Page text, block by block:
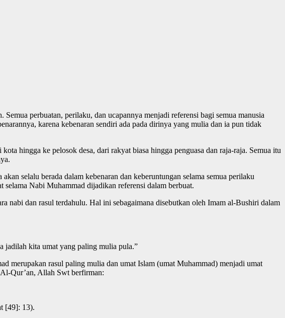
perbuatan, perilaku, dan ucapannya menjadi referensi bagi semua manusia
karena kebenaran sendiri ada pada dirinya yang mulia dan ia pun tidak
hingga ke pelosok desa, dari rakyat biasa hingga penguasa dan raja-raja. Semua itu
selalu berada dalam kebenaran dan keberuntungan selama semua perilaku
Nabi Muhammad dijadikan referensi dalam berbuat.
nabi dan rasul terdahulu. Hal ini sebagaimana disebutkan oleh Imam al-Bushiri dalam
jadilah kita umat yang paling mulia pula.”
merupakan rasul paling mulia dan umat Islam (umat Muhammad) menjadi umat
Qur’an, Allah Swt berfirman:
[49]: 13).